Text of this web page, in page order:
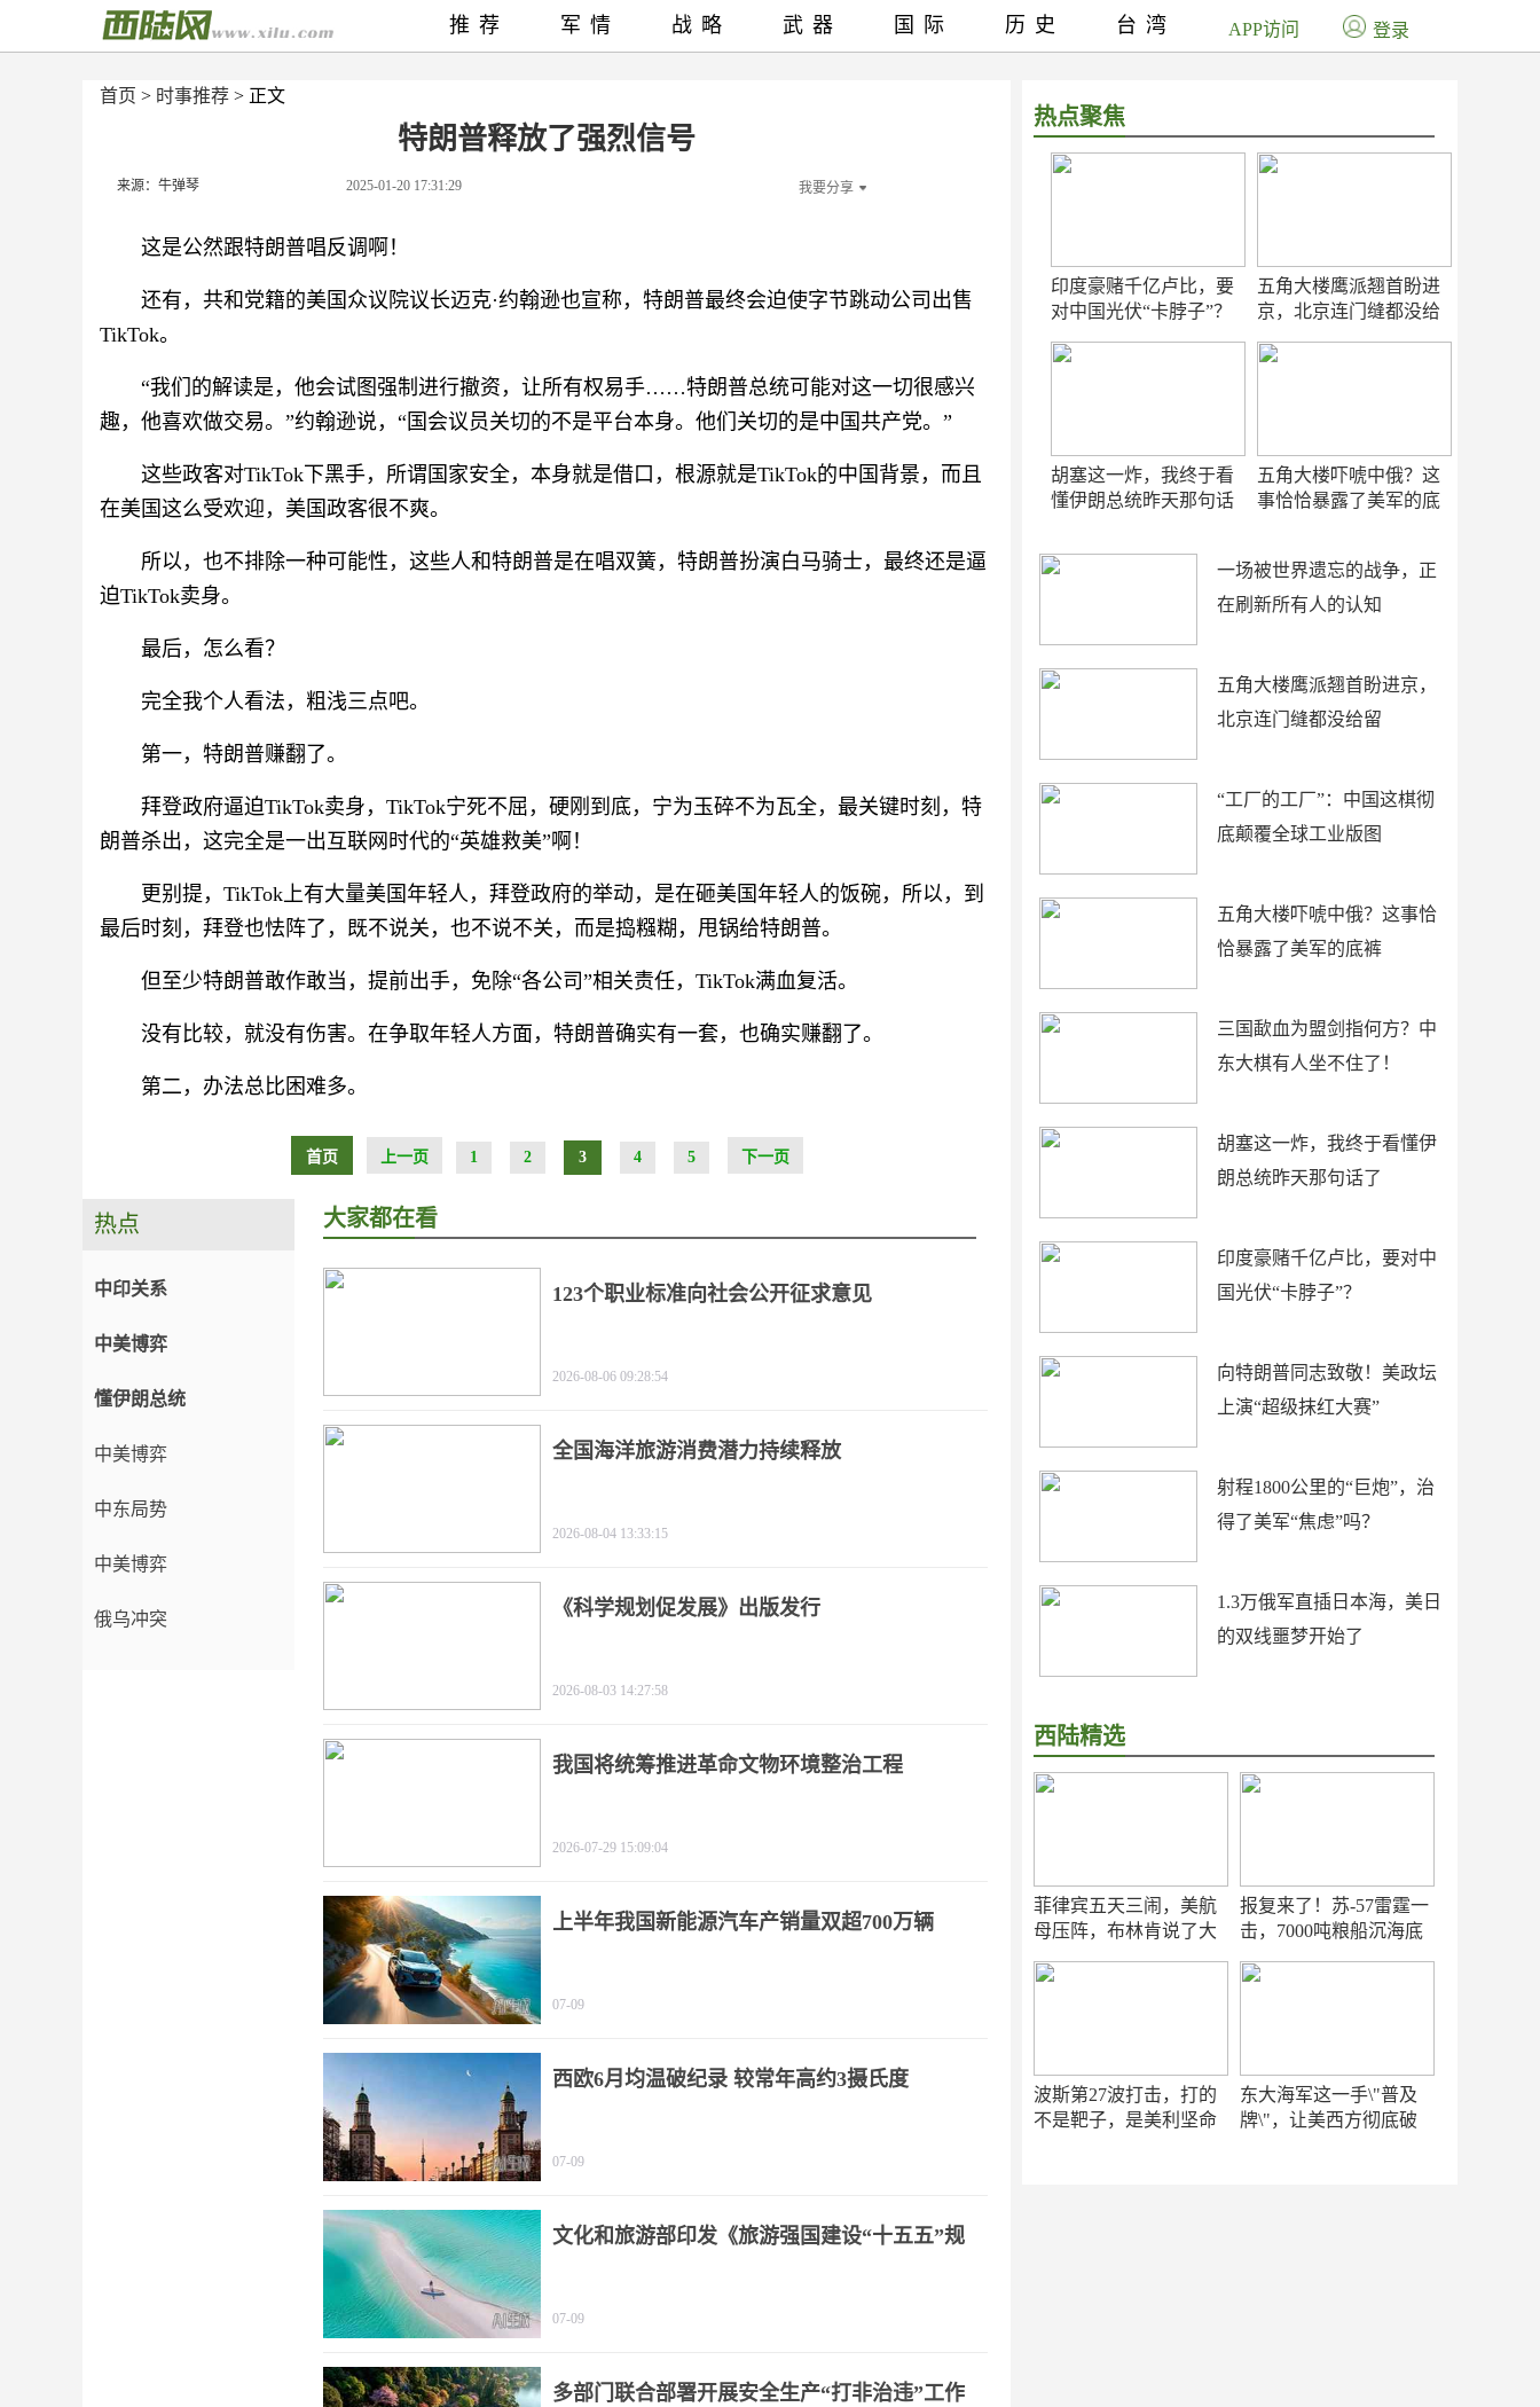
首页 > 时事推荐 > 正文
特朗普释放了强烈信号
来源：牛弹琴 2025-01-20 17:31:29 我要分享
这是公然跟特朗普唱反调啊！
还有，共和党籍的美国众议院议长迈克·约翰逊也宣称，特朗普最终会迫使字节跳动公司出售
TikTok。
“我们的解读是，他会试图强制进行撤资，让所有权易手……特朗普总统可能对这一切很感兴
趣，他喜欢做交易。”约翰逊说，“国会议员关切的不是平台本身。他们关切的是中国共产党。”
这些政客对TikTok下黑手，所谓国家安全，本身就是借口，根源就是TikTok的中国背景，而且
在美国这么受欢迎，美国政客很不爽。
所以，也不排除一种可能性，这些人和特朗普是在唱双簧，特朗普扮演白马骑士，最终还是逼
迫TikTok卖身。
最后，怎么看？
完全我个人看法，粗浅三点吧。
第一，特朗普赚翻了。
拜登政府逼迫TikTok卖身，TikTok宁死不屈，硬刚到底，宁为玉碎不为瓦全，最关键时刻，特
朗普杀出，这完全是一出互联网时代的“英雄救美”啊！
更别提，TikTok上有大量美国年轻人，拜登政府的举动，是在砸美国年轻人的饭碗，所以，到
最后时刻，拜登也怯阵了，既不说关，也不说不关，而是捣糨糊，甩锅给特朗普。
但至少特朗普敢作敢当，提前出手，免除“各公司”相关责任，TikTok满血复活。
没有比较，就没有伤害。在争取年轻人方面，特朗普确实有一套，也确实赚翻了。
第二，办法总比困难多。
首页 上一页 1 2 3 4 5 下一页
热点聚焦
印度豪赌千亿卢比，要
对中国光伏“卡脖子”？
五角大楼鹰派翘首盼进
京，北京连门缝都没给
胡塞这一炸，我终于看
懂伊朗总统昨天那句话
五角大楼吓唬中俄？这
事恰恰暴露了美军的底
一场被世界遗忘的战争，正
在刷新所有人的认知
五角大楼鹰派翘首盼进京，
北京连门缝都没给留
“工厂的工厂”：中国这棋彻
底颠覆全球工业版图
五角大楼吓唬中俄？这事恰
恰暴露了美军的底裤
三国歃血为盟剑指何方？中
东大棋有人坐不住了！
胡塞这一炸，我终于看懂伊
朗总统昨天那句话了
印度豪赌千亿卢比，要对中
国光伏“卡脖子”？
向特朗普同志致敬！美政坛
上演“超级抹红大赛”
射程1800公里的“巨炮”，治
得了美军“焦虑”吗？
1.3万俄军直插日本海，美日
的双线噩梦开始了
西陆精选
菲律宾五天三闹，美航
母压阵，布林肯说了大
报复来了！苏-57雷霆一
击，7000吨粮船沉海底
波斯第27波打击，打的
不是靶子，是美利坚命
东大海军这一手\"普及
牌\"，让美西方彻底破
推荐 军情 战略 武器 国际 历史 台湾 APP访问 登录
热点
中印关系
中美博弈
懂伊朗总统
中美博弈
中东局势
中美博弈
俄乌冲突
大家都在看
123个职业标准向社会公开征求意见
2026-08-06 09:28:54
全国海洋旅游消费潜力持续释放
2026-08-04 13:33:15
《科学规划促发展》出版发行
2026-08-03 14:27:58
我国将统筹推进革命文物环境整治工程
2026-07-29 15:09:04
上半年我国新能源汽车产销量双超700万辆
07-09
西欧6月均温破纪录 较常年高约3摄氏度
07-09
文化和旅游部印发《旅游强国建设“十五五”规
07-09
多部门联合部署开展安全生产“打非治违”工作